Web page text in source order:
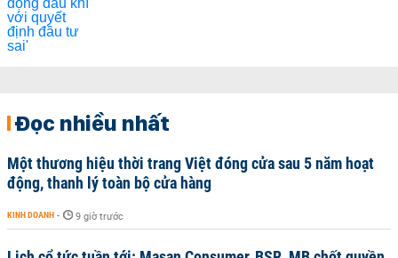
Đọc nhiều nhất
Một thương hiệu thời trang Việt đóng cửa sau 5 năm hoạt
động, thanh lý toàn bộ cửa hàng
KINH DOANH - 9 giờ trước